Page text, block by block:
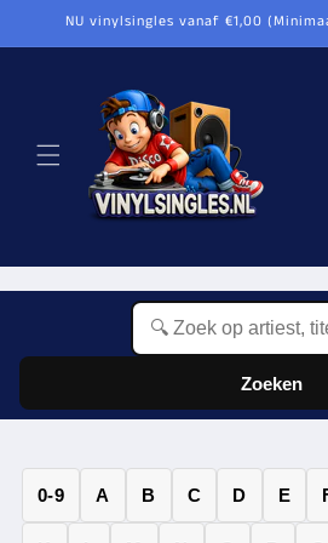
naar de
content
NU vinylsingles vanaf €1,00
Zoeken
0-9 A B C D E